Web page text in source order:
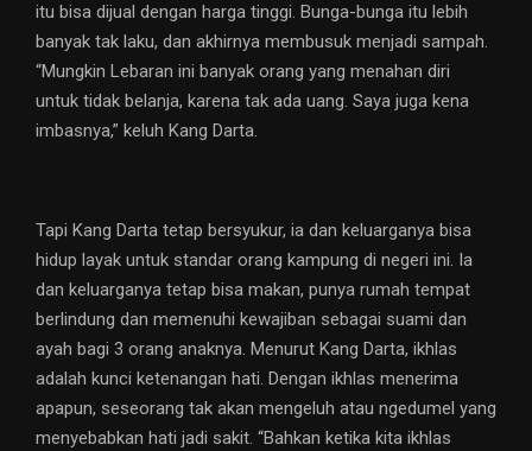
itu bisa dijual dengan harga tinggi. Bunga-bunga itu lebih
banyak tak laku, dan akhirnya membusuk menjadi sampah.
“Mungkin Lebaran ini banyak orang yang menahan diri
untuk tidak belanja, karena tak ada uang. Saya juga kena
imbasnya,” keluh Kang Darta.
Tapi Kang Darta tetap bersyukur, ia dan keluarganya bisa
hidup layak untuk standar orang kampung di negeri ini. Ia
dan keluarganya tetap bisa makan, punya rumah tempat
berlindung dan memenuhi kewajiban sebagai suami dan
ayah bagi 3 orang anaknya. Menurut Kang Darta, ikhlas
adalah kunci ketenangan hati. Dengan ikhlas menerima
apapun, seseorang tak akan mengeluh atau ngedumel yang
menyebabkan hati jadi sakit. “Bahkan ketika kita ikhlas